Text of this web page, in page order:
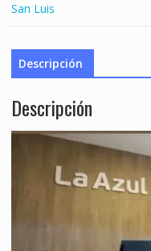
San Luis
Descripción
Descripción